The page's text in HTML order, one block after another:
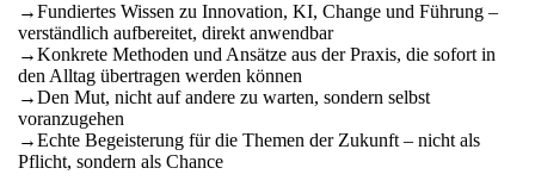
→Fundiertes Wissen zu Innovation, KI, Change und Führung –
verständlich aufbereitet, direkt anwendbar
→Konkrete Methoden und Ansätze aus der Praxis, die sofort in
den Alltag übertragen werden können
→Den Mut, nicht auf andere zu warten, sondern selbst
voranzugehen
→Echte Begeisterung für die Themen der Zukunft – nicht als
Pflicht, sondern als Chance